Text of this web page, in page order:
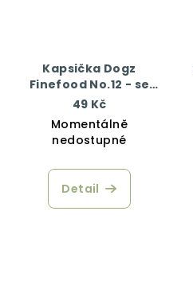
Kapsička Dogz
Finefood No.12 - se
zvěřinou a sledím
masem 100 g
49 Kč
Momentálně
nedostupné
Detail